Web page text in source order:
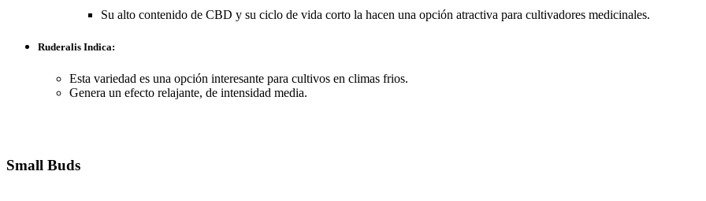
Su alto contenido de CBD y su ciclo de vida corto la hacen una opción atractiva para cultivadores medicinales.
Ruderalis Indica:
Esta variedad es una opción interesante para cultivos en climas frios.
Genera un efecto relajante, de intensidad media.
Small Buds